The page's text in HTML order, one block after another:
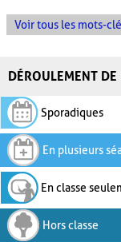
Voir tous les mots-
DÉROULEMENT
Sporadiques
En plusieurs
En classe
Hors classe